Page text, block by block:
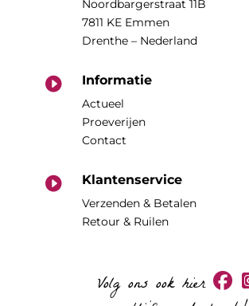
Noordbargerstraat 11B
7811 KE Emmen
Drenthe – Nederland
 Informatie
Actueel
Proeverijen
Contact
 Klantenservice
Verzenden & Betalen
Retour & Ruilen
Volg ons ook hier